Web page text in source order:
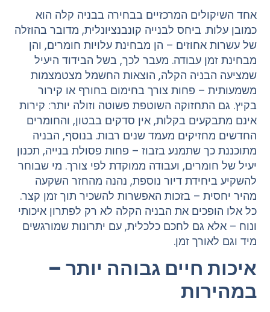
אחד השיקולים המרכזיים בבחירה בבניה קלה הוא
כמובן עלות. ביחס לבנייה קונבנציונלית, מדובר בהוזלה
של עשרות אחוזים – הן מבחינת עלויות חומרים, והן
מבחינת זמן עבודה. מעבר לכך, בשל הבידוד היעיל
שמציעה הבניה הקלה, הוצאות החשמל מצטמצמות
משמעותית – פחות צורך בחימום בחורף או קירור
בקיץ. גם התחזוקה השוטפת פשוטה וזולה יותר: קירות
אינם מתבקעים בקלות, אין סדקים בבטון, והחומרים
החדשים מחזיקים מעמד שנים רבות. בנוסף, הבניה
מתוכננת כך שתמנע בזבוז – פחות פסולת בנייה, תכנון
יעיל של חומרים, ועבודה ממוקדת לפי צורך. מי שבוחר
להשקיע ביחידת דיור נוספת, נהנה מהחזר השקעה
מהיר יחסית – בזכות האפשרות להשכיר תוך זמן קצר.
כל אלו הופכים את הבניה הקלה לא רק לפתרון איכותי
ונוח – אלא גם לחכם כלכלית, עם יתרונות שמורגשים
מיד וגם לאורך זמן.
איכות חיים גבוהה יותר –
במהירות